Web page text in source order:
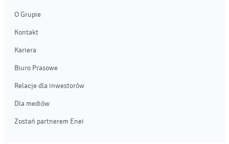
O Grupie
Kontakt
Kariera
Biuro Prasowe
Relacje dla inwestorów
Dla mediów
Zostań partnerem Enei